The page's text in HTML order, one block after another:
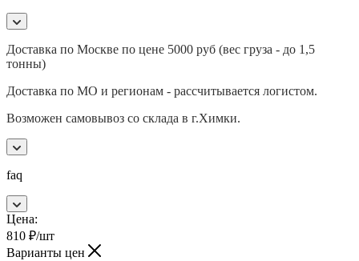
Доставка по Москве по цене 5000 руб (вес груза - до 1,5
тонны)
Доставка по МО и регионам - рассчитывается логистом.
Возможен самовывоз со склада в г.Химки.
faq
Цена:
810 ₽/шт
Варианты цен